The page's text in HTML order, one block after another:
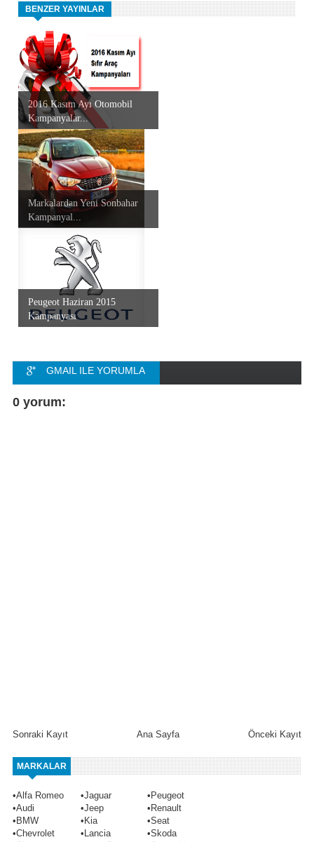
BENZER YAYINLAR
2016 Kasım Ayı Otomobil
Kampanyalar...
Markalardan Yeni Sonbahar
Kampanyal...
Peugeot Haziran 2015
Kampanyası
GMAIL ILE YORUMLA
FACEBOOK ILE
0 yorum:
Sonraki Kayıt Önceki Kayıt
Ana Sayfa
MARKALAR
•Alfa Romeo •Jaguar •Peugeot
•Audi •Jeep •Renault
•BMW •Kia •Seat
•Chevrolet •Lancia •Skoda